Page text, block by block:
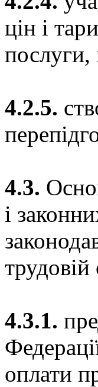
цін і
послуги,
4.2.5.
4.3.
і
4.3.1.
оплати